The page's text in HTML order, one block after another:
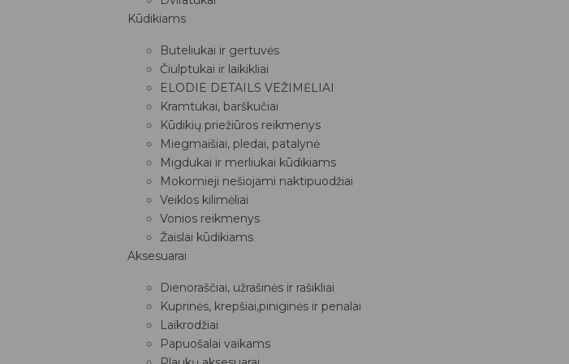
Kūdikiams
Buteliukai ir gertuvės
Čiulptukai ir laikikliai
ELODIE DETAILS VEŽIMĖLIAI
Kramtukai, barškučiai
Kūdikių priežiūros reikmenys
Miegmaišiai, pledai, patalynė
Migdukai ir merliukai kūdikiams
Mokomieji nešiojami naktipuodžiai
Veiklos kilimėliai
Vonios reikmenys
Žaislai kūdikiams
Aksesuarai
Dienoraščiai, užrašinės ir rašikliai
Kuprinės, krepšiai,piniginės ir penalai
Laikrodžiai
Papuošalai vaikams